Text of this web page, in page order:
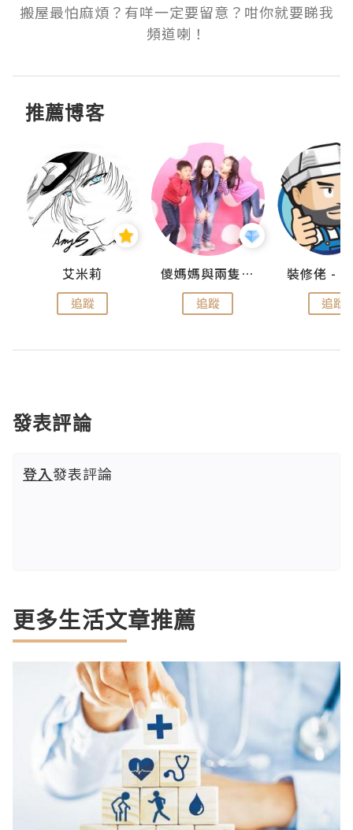
搬屋最怕麻煩？有咩一定要留意？咁你就要睇我
頻道喇！
推薦博客
艾米莉
追蹤
儍媽媽與兩隻小魔怪之家
追蹤 追蹤
發表評論
登入發表評論
更多生活文章推薦